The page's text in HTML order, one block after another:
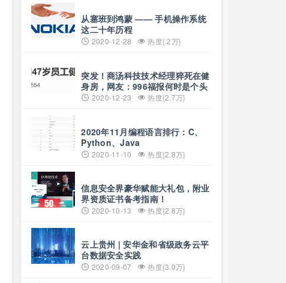
从塞班到鸿蒙 —— 手机操作系统
这二十年历程
2020-12-28 热度{.2万}
突发！商汤科技技术经理猝死在健
身房，网友：996福报何时是个头
2020-12-23 热度{2.7万}
2020年11月编程语言排行：C、
Python、Java
2020-11-10 热度{2.8万}
信息安全界豪华赋能大礼包，附业
界资质证书备考指南！
2020-10-13 热度{2.8万}
云上贵州 | 安华金和省级政务云平
台数据安全实践
2020-09-07 热度{3.0万}